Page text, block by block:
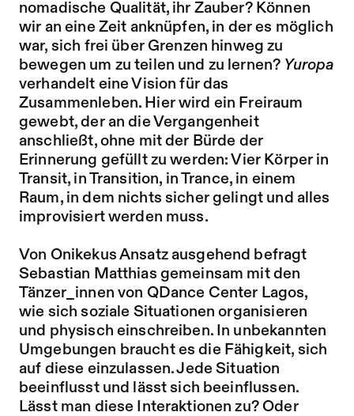
nomadische Qualität, ihr Zauber? Können
wir an eine Zeit anknüpfen, in der es möglich
war, sich frei über Grenzen hinweg zu
bewegen um zu teilen und zu lernen? Yuropa
verhandelt eine Vision für das
Zusammenleben. Hier wird ein Freiraum
gewebt, der an die Vergangenheit
anschließt, ohne mit der Bürde der
Erinnerung gefüllt zu werden: Vier Körper in
Transit, in Transition, in Trance, in einem
Raum, in dem nichts sicher gelingt und alles
improvisiert werden muss.
Von Onikekus Ansatz ausgehend befragt
Sebastian Matthias gemeinsam mit den
Tänzer_innen von QDance Center Lagos,
wie sich soziale Situationen organisieren
und physisch einschreiben. In unbekannten
Umgebungen braucht es die Fähigkeit, sich
auf diese einzulassen. Jede Situation
beeinflusst und lässt sich beeinflussen.
Lässt man diese Interaktionen zu? Oder